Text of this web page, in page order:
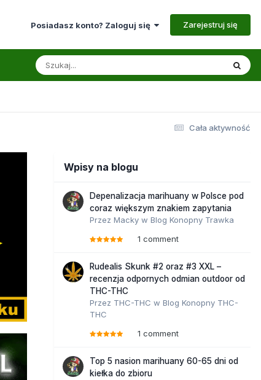
Posiadasz konto? Zaloguj się Zarejestruj się
Cała aktywność
Wpisy na blogu
Depenalizacja marihuany w Polsce pod
coraz większym znakiem zapytania
Przez Macky w Blog Konopny Trawka
1 comment
Rudealis Skunk #2 oraz #3 XXL –
recenzja odpornych odmian outdoor od
THC-THC
Przez THC-THC w Blog Konopny THC-
THC
1 comment
Top 5 nasion marihuany 60-65 dni od
kiełka do zbioru